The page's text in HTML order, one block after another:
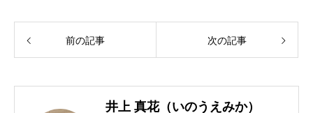
前の記事 次の記事
井上 真花（いのうえみか）